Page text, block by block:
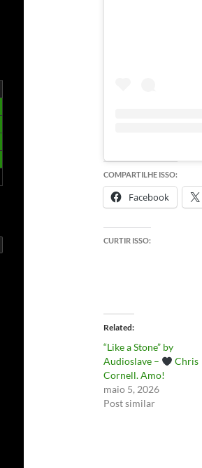
COMPARTILHE ISSO:
Facebook
CURTIR ISSO:
Related
“Like a Stone” by
Audioslave –
Chris
Cornell. Amo!
maio 5, 2026
Post similar